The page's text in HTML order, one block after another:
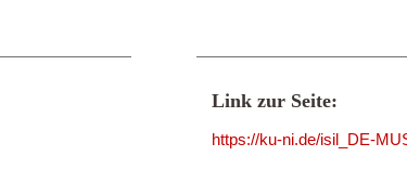
Link zur Seite:
https://ku-ni.de/isil_DE-